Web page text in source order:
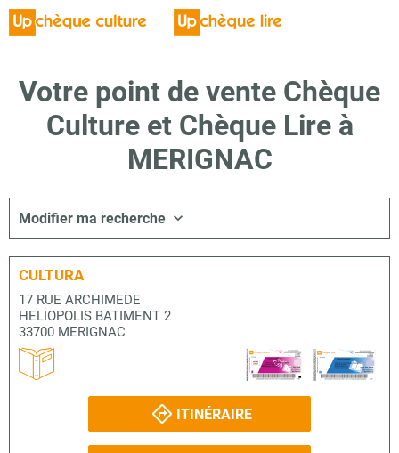
Votre point de vente Chèque
Culture et Chèque Lire à
MERIGNAC
Modifier ma recherche
CULTURA
17 RUE ARCHIMEDE
HELIOPOLIS BATIMENT 2
33700 MERIGNAC
ITINÉRAIRE